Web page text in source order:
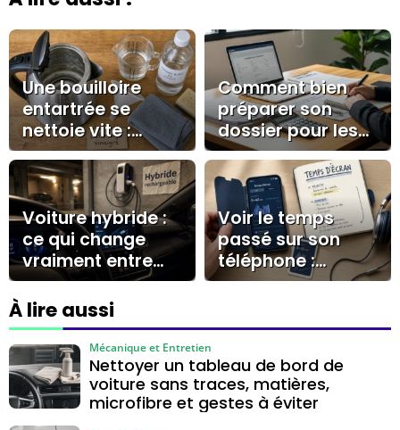
Une bouilloire
entartrée se
nettoie vite :
vinaigre dosé,
bicarbonate et
gestes à éviter
Comment bien
préparer son
dossier pour les
prêts à la
consommation ?
Voiture hybride :
ce qui change
vraiment entre
recharge en
roulant, prise
domestique et
borne
Voir le temps
passé sur son
téléphone :
iPhone, Android,
utiles
À lire aussi
Nettoyer un tableau de bord de
voiture sans traces, matières,
microfibre et gestes à éviter
Mécanique et Entretien